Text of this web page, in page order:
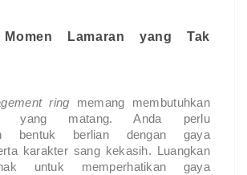
Momen Lamaran yang Tak
ring memang membutuhkan
yang matang. Anda perlu
bentuk berlian dengan gaya
karakter sang kekasih. Luangkan
untuk memperhatikan gaya